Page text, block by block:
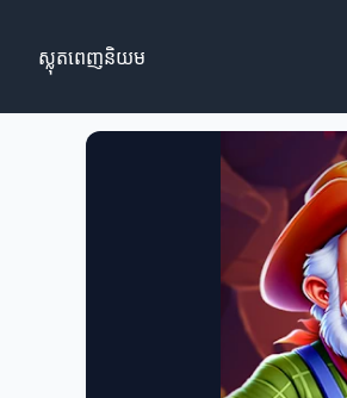
ស្លុតពេញនិយម